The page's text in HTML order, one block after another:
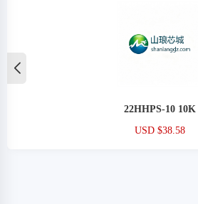
22HHPS-10 10K
USD $38.58